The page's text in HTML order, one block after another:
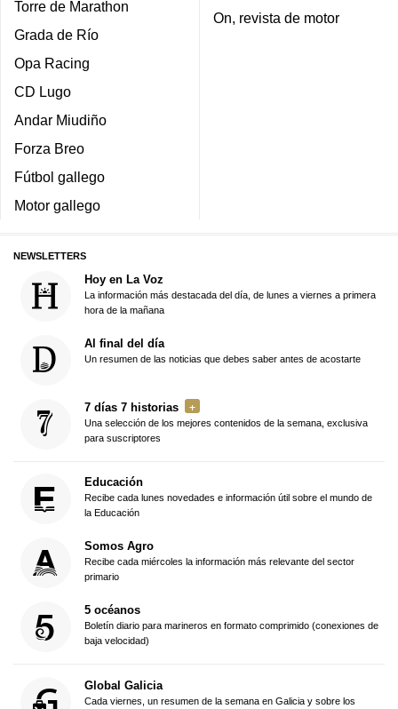
Torre de Marathon
Grada de Río
Opa Racing
CD Lugo
Andar Miudiño
Forza Breo
Fútbol gallego
Motor gallego
On, revista de motor
NEWSLETTERS
Hoy en La Voz
La información más destacada del día, de lunes a viernes a primera
hora de la mañana
Al final del día
Un resumen de las noticias que debes saber antes de acostarte
7 días 7 historias
Una selección de los mejores contenidos de la semana, exclusiva
para suscriptores
Educación
Recibe cada lunes novedades e información útil sobre el mundo de
la Educación
Somos Agro
Recibe cada miércoles la información más relevante del sector
primario
5 océanos
Boletín diario para marineros en formato comprimido (conexiones de
baja velocidad)
Global Galicia
Cada viernes, un resumen de la semana en Galicia y sobre los